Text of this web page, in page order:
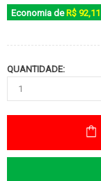
Economia de R$ 92,11
QUANTIDADE: